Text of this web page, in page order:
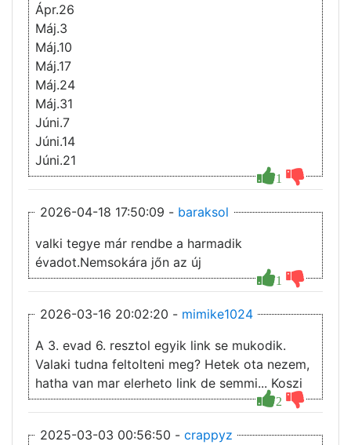
1
Ápr.26
Máj.3
Máj.10
Máj.17
Máj.24
Máj.31
Júni.7
Júni.14
Júni.21
2026-04-18 17:50:09 - baraksol
1
valki tegye már rendbe a harmadik
évadot.Nemsokára jőn az új
2026-03-16 20:02:20 - mimike1024
2
A 3. evad 6. resztol egyik link se mukodik.
Valaki tudna feltolteni meg? Hetek ota nezem,
hatha van mar elerheto link de semmi... Koszi
2025-03-03 00:56:50 - crappyz